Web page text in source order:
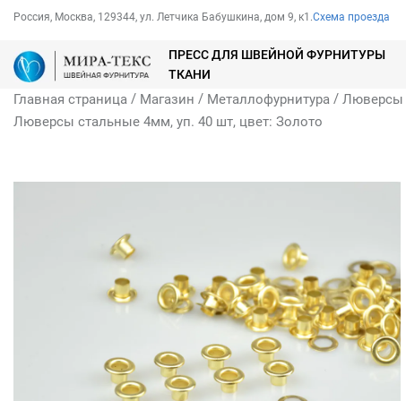
Россия, Москва, 129344, ул. Летчика Бабушкина, дом 9, к1.Схема проезда
ПРЕСС ДЛЯ ШВЕЙНОЙ ФУРНИТУРЫ
ТКАНИ
Главная страница / Магазин / Металлофурнитура / Люверсы
Люверсы стальные 4мм, уп. 40 шт, цвет: Золото